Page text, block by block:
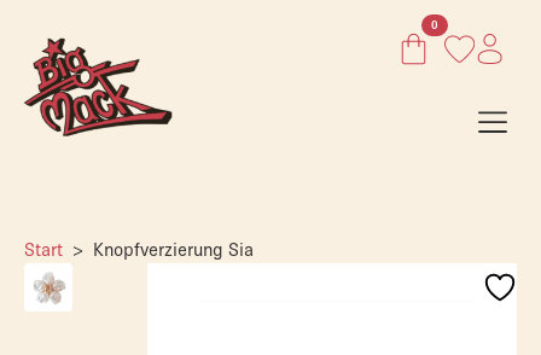
0
Start Knopfverzierung Sia